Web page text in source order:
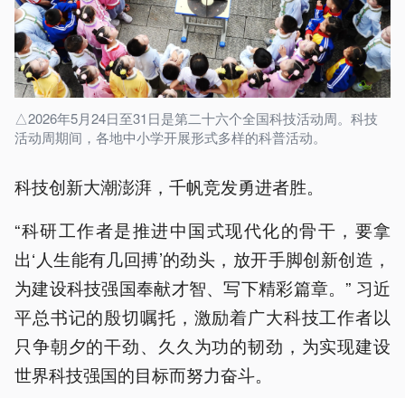
△2026年5月24日至31日是第二十六个全国科技活动周。科技
活动周期间，各地中小学开展形式多样的科普活动。
科技创新大潮澎湃，千帆竞发勇进者胜。
“科研工作者是推进中国式现代化的骨干，要拿
出‘人生能有几回搏’的劲头，放开手脚创新创造，
为建设科技强国奉献才智、写下精彩篇章。” 习近
平总书记的殷切嘱托，激励着广大科技工作者以
只争朝夕的干劲、久久为功的韧劲，为实现建设
世界科技强国的目标而努力奋斗。